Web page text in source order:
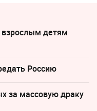
взрослым детям
Россию
за массовую драку